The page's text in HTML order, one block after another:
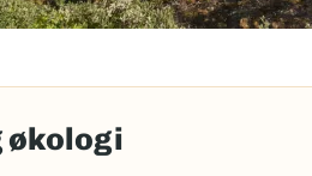
økologi